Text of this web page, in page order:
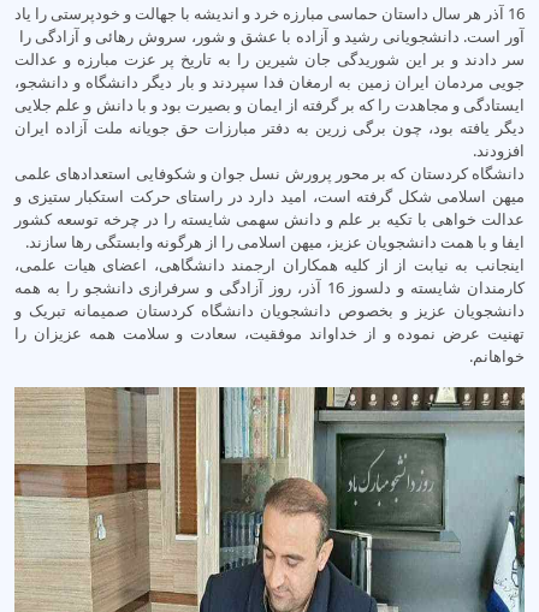
16 آذر هر سال داستان حماسی مبارزه خرد و اندیشه با جهالت و خودپرستی را یاد
آور است. دانشجویانی رشید و آزاده با عشق و شور، سروش رهائی و آزادگی را
سر دادند و بر این شوریدگی جان شیرین را به تاریخ پر عزت مبارزه و عدالت
جویی مردمان ایران زمین به ارمغان فدا سپردند و بار دیگر دانشگاه و دانشجو،
ایستادگی و مجاهدت را که بر گرفته از ایمان و بصیرت بود و با دانش و علم جلایی
دیگر یافته بود، چون برگی زرین به دفتر مبارزات حق جویانه ملت آزاده ایران
افزودند.
دانشگاه کردستان که بر محور پرورش نسل جوان و شکوفایی استعدادهای علمی
میهن اسلامی شکل گرفته است، امید دارد در راستای حرکت استکبار ستیزی و
عدالت خواهی با تکیه بر علم و دانش سهمی شایسته را در چرخه توسعه کشور
ایفا و با همت دانشجویان عزیز، میهن اسلامی را از هرگونه وابستگی رها سازند.
اینجانب به نیابت از از کلیه همکاران ارجمند دانشگاهی، اعضای هیات علمی،
کارمندان شایسته و دلسوز 16 آذر، روز آزادگی و سرفرازی دانشجو را به همه
دانشجویان عزیز و بخصوص دانشجویان دانشگاه کردستان صمیمانه تبریک و
تهنیت عرض نموده و از خداواند موفقیت، سعادت و سلامت همه عزیزان را
خواهانم.